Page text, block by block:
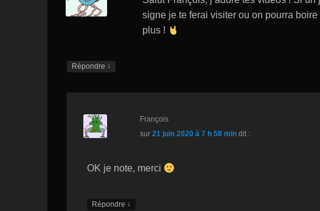
Li
st
signe je te ferai visiter ou on pourra
plus !
Répondre ↓
François
sur21 juin 2020 à 7 h 58 min dit :
OK je note, merci
Répondre ↓